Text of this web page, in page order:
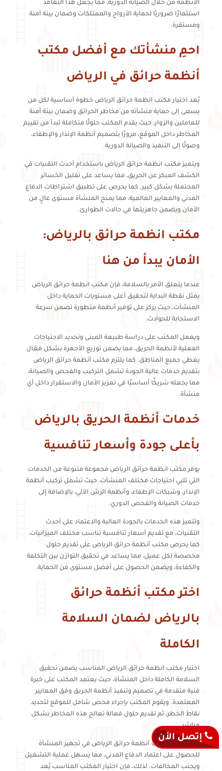
الأنظمة من خلال الصيانة الدورية، مما يجعل هذا التعاقد
استثمارًا ضروريًا لحماية الأرواح والممتلكات وضمان بيئة آمنة
ومستقرة.
احمِ منشأتك مع أفضل مكتب
أنظمة حرائق في الرياض
يُعد اختيار مكتب انظمة حرائق الرياض خطوة أساسية لكل من
يسعى إلى حماية منشأته من مخاطر الحرائق وضمان بيئة آمنة
للعاملين والزوار، حيث يقدم المكتب حلولًا متكاملة تبدأ من تقييم
المخاطر داخل الموقع، مرورًا بتصميم أنظمة الإنذار والإطفاء،
وصولًا إلى التنفيذ والصيانة الدورية.
ويتميز مكتب انظمة حرائق الرياض باستخدام أحدث التقنيات في
الكشف المبكر عن الحريق، مما يساعد على تقليل الخسائر
المحتملة بشكل كبير. كما يحرص على تطبيق اشتراطات الدفاع
المدني والمعايير العالمية، مما يمنح المنشأة مستوى عالٍ من
الأمان ويضمن جاهزيتها في حالات الطوارئ.
مكتب انظمة حرائق بالرياض:
الأمان يبدأ من هنا
عندما يتعلق الأمر بالسلامة، فإن مكتب انظمة حرائق الرياض
يمثل نقطة البداية لتحقيق أعلى مستويات الحماية داخل
المنشآت، حيث يركز على توفير أنظمة متطورة تضمن سرعة
الاستجابة للحوادث.
ويعمل المكتب على دراسة طبيعة المبنى وتحديد الاحتياجات
الفعلية لأنظمة الحريق، مما يضمن توزيع الأجهزة بشكل فعّال
يغطي جميع المناطق. كما يلتزم مكتب أنظمة حرائق الرياض
بتقديم خدمات عالية الجودة تشمل التركيب والفحص والصيانة،
مما يجعله شريكًا أساسيًا في تعزيز الأمان والاستقرار داخل أي
منشأة.
خدمات أنظمة الحريق بالرياض
بأعلى جودة وأسعار تنافسية
يوفر مكتب انظمة حرائق الرياض مجموعة متنوعة من الخدمات
التي تلبي احتياجات مختلف المنشآت، حيث تشمل تركيب أنظمة
الإنذار، وشبكات الإطفاء، وأنظمة الرش الآلي، بالإضافة إلى
خدمات الصيانة والفحص الدوري.
وتتميز هذه الخدمات بالجودة العالية والاعتماد على أحدث
التقنيات، مع تقديم أسعار تنافسية تناسب مختلف الميزانيات.
كما يحرص مكتب أنظمة حرائق الرياض على تقديم حلول
مخصصة لكل عميل، مما يساعد في تحقيق التوازن بين التكلفة
والكفاءة، ويضمن الحصول على أفضل مستوى من الحماية.
اختر مكتب أنظمة حرائق
بالرياض لضمان السلامة
الكاملة
اختيار مكتب انظمة حرائق الرياض المناسب يضمن تحقيق
السلامة الكاملة داخل المنشأة، حيث يعتمد المكتب على خبرة
فنية متقدمة في تصميم وتنفيذ أنظمة الحريق وفق المعايير
المعتمدة. ويقوم المكتب بإجراء فحص شامل للموقع لتحديد
نقاط الخطر، ثم تقديم حلول فعالة تعالج هذه المخاطر بشكل
مباشر.
كما يساعد مكتب أنظمة حرائق الرياض في تجهيز المنشأة
للحصول على اعتماد الدفاع المدني، مما يسهل عملية التشغيل
ويجنب المخالفات. لذلك، فإن اختيار المكتب المناسب يُعد
إتصل الأن